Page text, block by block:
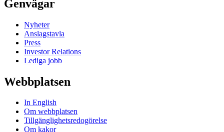
Genvägar
Nyheter
Anslagstavla
Press
Investor Relations
Lediga jobb
Webbplatsen
In English
Om webbplatsen
Tillgänglighetsredogörelse
Om kakor